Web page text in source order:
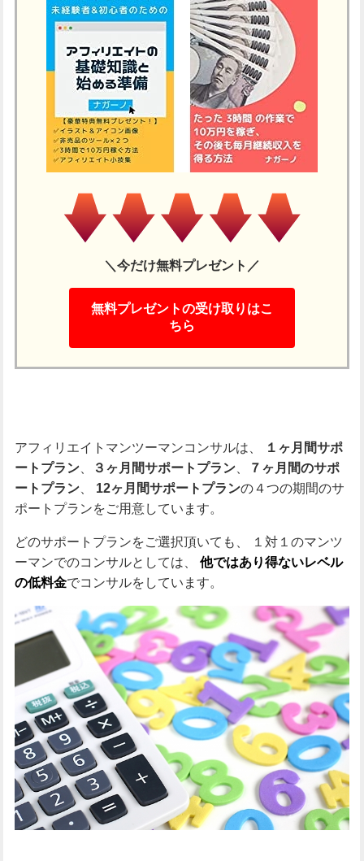
＼今だけ無料プレゼント／
無料プレゼントの受け取りはこ
ちら
アフィリエイトマンツーマンコンサルは、
１ヶ月間サポ
ートプラン、 ３ヶ月間サポートプラン、
７ヶ月間のサポ
ートプラン、 12ヶ月間サポートプランの４つの期間のサ
ポートプランをご用意しています。
どのサポートプランをご選択頂いても、
１対１のマンツ
ーマンでのコンサルとしては、
他ではあり得ないレベル
の低料金でコンサルをしています。